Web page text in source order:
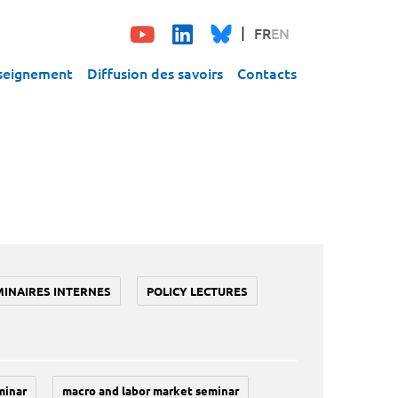
FREN
Diffusion des savoirs Contacts
INTERNES POLICY LECTURES
macro and labor market seminar